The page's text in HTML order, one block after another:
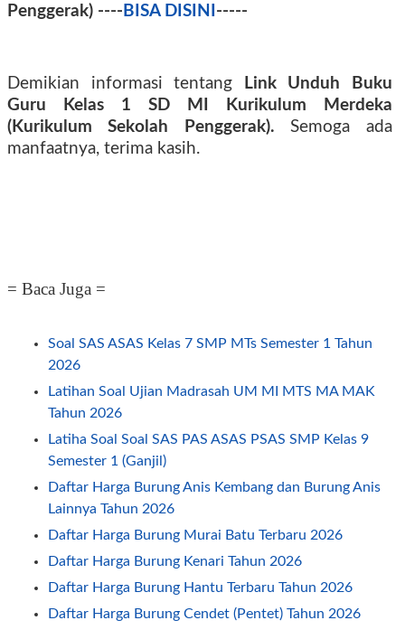
Penggerak) ---- BISA DISINI -----
Demikian informasi tentang
Link Unduh Buku
Guru Kelas 1 SD MI
Kurikulum Merdeka
(Kurikulum Sekolah Penggerak).Semoga ada
manfaatnya, terima kasih.
= Baca Juga =
Soal SAS ASAS Kelas 7 SMP MTs Semester 1 Tahun
2026
Latihan Soal Ujian Madrasah UM MI MTS MA MAK
Tahun 2026
Latiha Soal Soal SAS PAS ASAS PSAS SMP Kelas 9
Semester 1 (Ganjil)
Daftar Harga Burung Anis Kembang dan Burung Anis
Lainnya Tahun 2026
Daftar Harga Burung Murai Batu Terbaru 2026
Daftar Harga Burung Kenari Tahun 2026
Daftar Harga Burung Hantu Terbaru Tahun 2026
Daftar Harga Burung Cendet (Pentet) Tahun 2026